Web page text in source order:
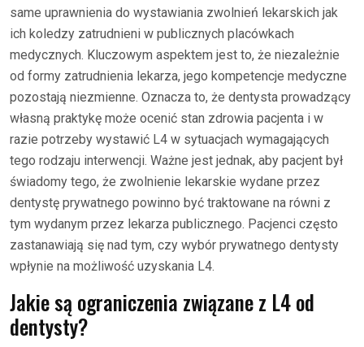
same uprawnienia do wystawiania zwolnień lekarskich jak
ich koledzy zatrudnieni w publicznych placówkach
medycznych. Kluczowym aspektem jest to, że niezależnie
od formy zatrudnienia lekarza, jego kompetencje medyczne
pozostają niezmienne. Oznacza to, że dentysta prowadzący
własną praktykę może ocenić stan zdrowia pacjenta i w
razie potrzeby wystawić L4 w sytuacjach wymagających
tego rodzaju interwencji. Ważne jest jednak, aby pacjent był
świadomy tego, że zwolnienie lekarskie wydane przez
dentystę prywatnego powinno być traktowane na równi z
tym wydanym przez lekarza publicznego. Pacjenci często
zastanawiają się nad tym, czy wybór prywatnego dentysty
wpłynie na możliwość uzyskania L4.
Jakie są ograniczenia związane z L4 od
dentysty?